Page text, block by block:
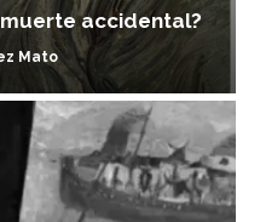
muerte accidental?
Mato